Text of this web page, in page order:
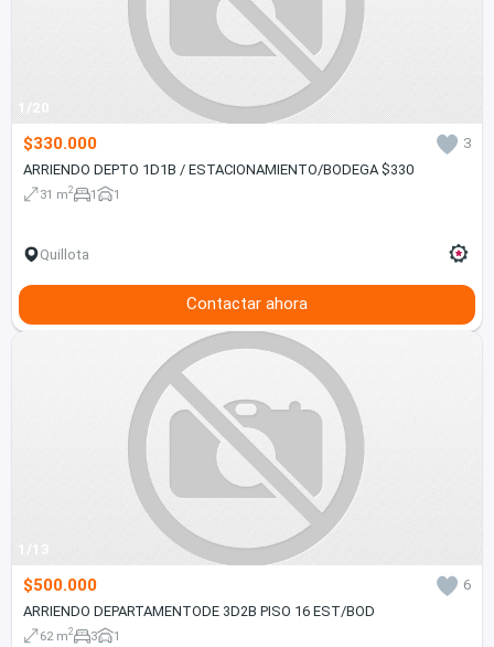
1/20
$330.000
3
ARRIENDO DEPTO 1D1B / ESTACIONAMIENTO/BODEGA $330
31 m2 1 1
Quillota
Contactar ahora
1/13
$500.000
6
ARRIENDO DEPARTAMENTODE 3D2B PISO 16 EST/BOD
62 m2 3 1